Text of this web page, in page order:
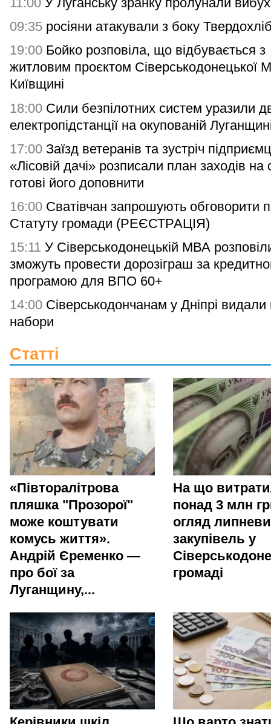
09:35 росіяни атакували з боку
19:00 Бойко розповіла, що відбувається з
житловим проєктом Сіверськодонецької
Київщині
18:00 Сили безпілотних систем уразили
електропідстанції на окупованій
17:00 Заїзд ветеранів та зустріч
«Лісовій дачі» розписали план заходів на
готові його доповнити
16:00 Сватівчан запрошують обговорити
Статуту громади (РЕЄСТРАЦІЯ)
15:11 У Сіверськодонецькій МВА
зможуть провести дорозіграш за
програмою для ВПО 60+
14:00 Сіверськодончанам у Дніпрі видали
набори
Статті
«Півторалітрова
пляшка "Прозорої"
може коштувати
комусь життя».
Андрій Єременко —
про бої за
Луганщину,...
На що
понад 3 млн
огляд
закупівель у
громаді